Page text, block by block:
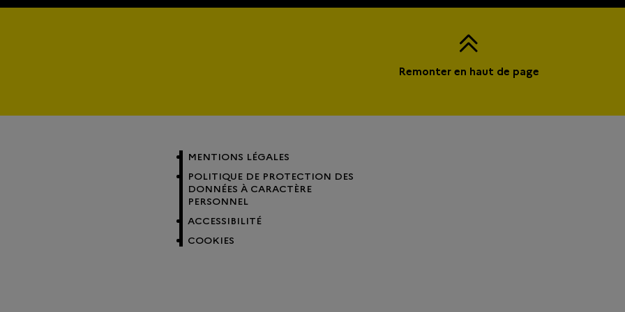
Remonter en haut de page
MENTIONS LÉGALES
POLITIQUE DE PROTECTION DES
DONNÉES À CARACTÈRE
PERSONNEL
ACCESSIBILITÉ
COOKIES